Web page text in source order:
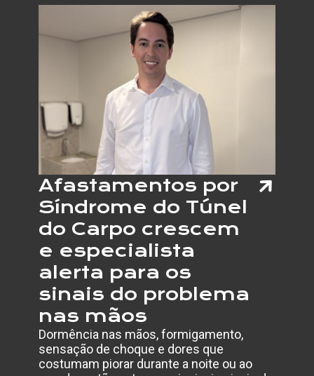
Afastamentos por
Síndrome do Túnel
do Carpo crescem
e especialista
alerta para os
sinais do problema
nas mãos
Dormência nas mãos, formigamento,
sensação de choque e dores que
costumam piorar durante a noite ou ao